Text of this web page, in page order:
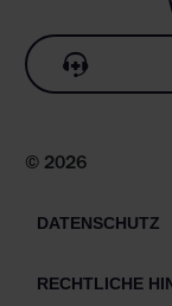
© 2026
DATENSCHUTZ
RECHTLICHE